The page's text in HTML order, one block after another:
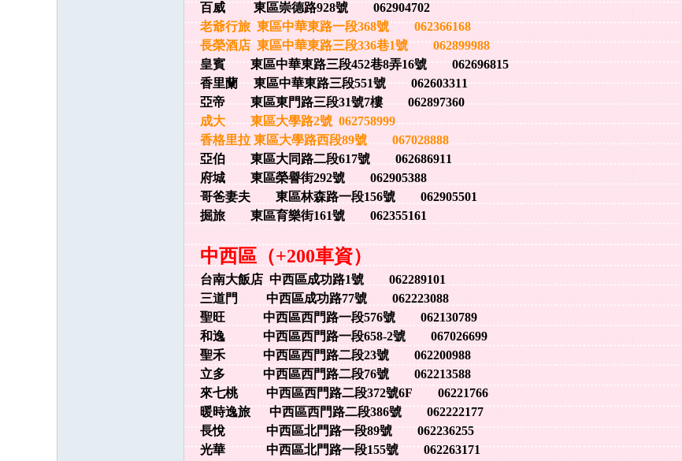
百威 東區崇德路928號 062904702
老爺行旅 東區中華東路一段368號 062366168
長榮酒店 東區中華東路三段336巷1號 062899988
皇賓 東區中華東路三段452巷8弄16號 062696815
香里蘭 東區中華東路三段551號 062603311
亞帝 東區東門路三段31號7樓 062897360
成大 東區大學路2號 062758999
香格里拉 東區大學路西段89號 067028888
亞伯 東區大同路二段617號 062686911
府城 東區榮譽街292號 062905388
哥爸妻夫 東區林森路一段156號 062905501
掘旅 東區育樂街161號 062355161
中西區（+200車資）
台南大飯店 中西區成功路1號 062289101
三道門 中西區成功路77號 062223088
聖旺 中西區西門路一段576號 062130789
和逸 中西區西門路一段658-2號 067026699
聖禾 中西區西門路二段23號 062200988
立多 中西區西門路二段76號 062213588
來七桃 中西區西門路二段372號6F 06221766
暖時逸旅 中西區西門路二段386號 062222177
長悅 中西區北門路一段89號 062236255
光華 中西區北門路一段155號 062263171